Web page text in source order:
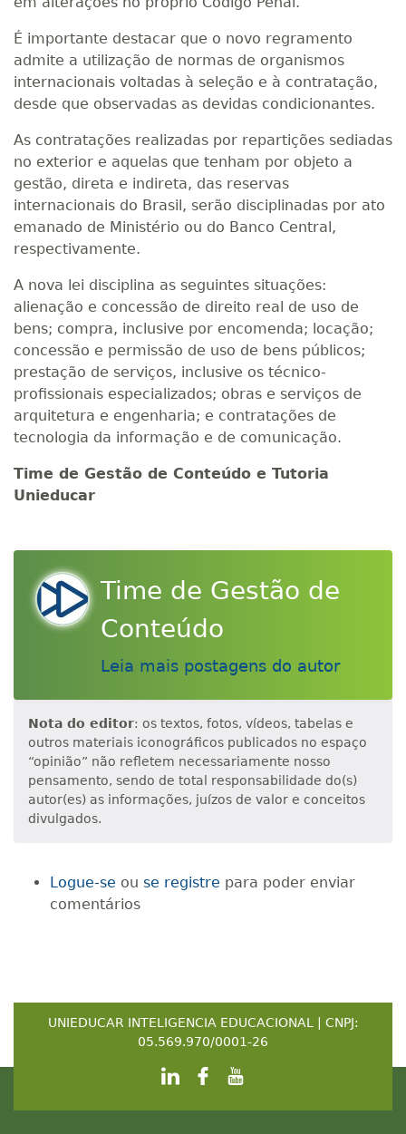
É importante destacar que o novo regramento
admite a utilização de normas de organismos
internacionais voltadas à seleção e à contratação,
desde que observadas as devidas condicionantes.
As contratações realizadas por repartições sediadas
no exterior e aquelas que tenham por objeto a
gestão, direta e indireta, das reservas
internacionais do Brasil, serão disciplinadas por ato
emanado de Ministério ou do Banco Central,
respectivamente.
A nova lei disciplina as seguintes situações:
alienação e concessão de direito real de uso de
bens; compra, inclusive por encomenda; locação;
concessão e permissão de uso de bens públicos;
prestação de serviços, inclusive os técnico-
profissionais especializados; obras e serviços de
arquitetura e engenharia; e contratações de
tecnologia da informação e de comunicação.
Time de Gestão de Conteúdo e Tutoria
Unieducar
Time de Gestão de
Conteúdo
Leia mais postagens do autor
Nota do editor: os textos, fotos, vídeos, tabelas e
outros materiais iconográficos publicados no espaço
“opinião” não refletem necessariamente nosso
pensamento, sendo de total responsabilidade do(s)
autor(es) as informações, juízos de valor e conceitos
divulgados.
Logue-se ou se registre para poder enviar
comentários
UNIEDUCAR INTELIGENCIA EDUCACIONAL | CNPJ:
05.569.970/0001-26